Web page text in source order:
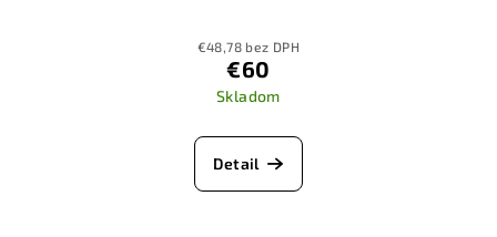
€48,78 bez DPH
€60
Skladom
Detail